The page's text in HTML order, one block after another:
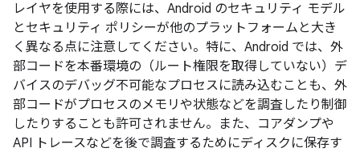
レイヤを使用する際には、Android のセキュリティ モデル
とセキュリティ ポリシーが他のプラットフォームと大き
く異なる点に注意してください。特に、Android では、外
部コードを本番環境の（ルート権限を取得していない）デ
バイスのデバッグ不可能なプロセスに読み込むことも、外
部コードがプロセスのメモリや状態などを調査したり制御
したりすることも許可されません。また、コアダンプや
API トレースなどを後で調査するためにディスクに保存す